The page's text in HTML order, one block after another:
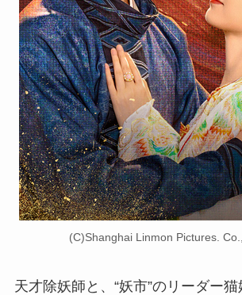
(C)Shanghai Linmon Pictures.
天才除妖師と、“妖市”のリーダー